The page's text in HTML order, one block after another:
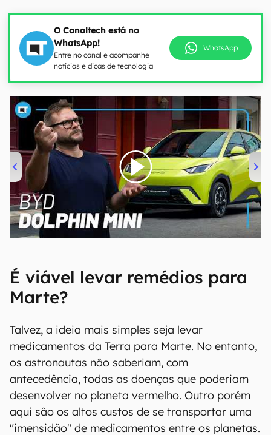
O Canaltech está no
WhatsApp!
Entre no canal e acompanhe
notícias e dicas de tecnologia
WhatsApp
00:00/04:07
É viável levar remédios para
Marte?
Talvez, a ideia mais simples seja levar
medicamentos da Terra para Marte. No entanto,
os astronautas não saberiam, com
antecedência, todas as doenças que poderiam
desenvolver no planeta vermelho. Outro porém
aqui são os altos custos de se transportar uma
"imensidão" de medicamentos entre os planetas.